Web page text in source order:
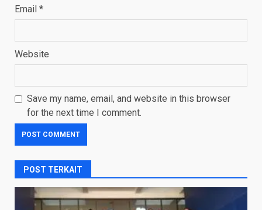
Email *
Website
Save my name, email, and website in this browser
for the next time I comment.
POST TERKAIT